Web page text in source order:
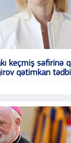
keçmiş səfirinə
qətimkan